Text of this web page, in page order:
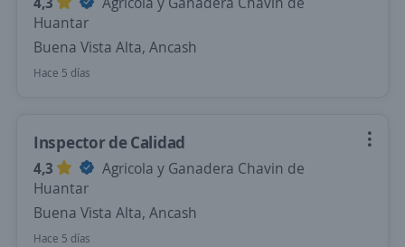
Huantar
Buena Vista Alta, Ancash
Hace 5 días
Inspector de Calidad
4,3
Agricola y Ganadera Chavin de
Huantar
Buena Vista Alta, Ancash
Hace 5 días